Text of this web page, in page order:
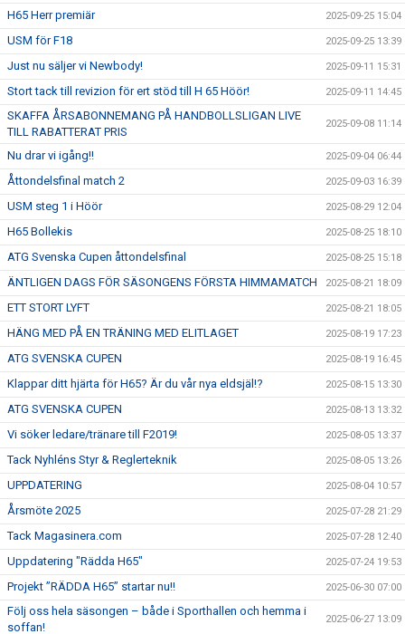
H65 Herr premiär 2025-09-25 15:04
USM för F18 2025-09-25 13:39
Just nu säljer vi Newbody! 2025-09-11 15:31
Stort tack till revizion för ert stöd till H 65 Höör! 2025-09-11 14:45
SKAFFA ÅRSABONNEMANG PÅ HANDBOLLSLIGAN LIVE
TILL RABATTERAT PRIS
2025-09-08 11:14
Nu drar vi igång!! 2025-09-04 06:44
Åttondelsfinal match 2 2025-09-03 16:39
USM steg 1 i Höör 2025-08-29 12:04
H65 Bollekis 2025-08-25 18:10
ATG Svenska Cupen åttondelsfinal 2025-08-25 15:18
ÄNTLIGEN DAGS FÖR SÄSONGENS FÖRSTA HIMMAMATCH 2025-08-21 18:09
ETT STORT LYFT 2025-08-21 18:05
HÄNG MED PÅ EN TRÄNING MED ELITLAGET 2025-08-19 17:23
ATG SVENSKA CUPEN 2025-08-19 16:45
Klappar ditt hjärta för H65? Är du vår nya eldsjäl!? 2025-08-15 13:30
ATG SVENSKA CUPEN 2025-08-13 13:32
Vi söker ledare/tränare till F2019! 2025-08-05 13:37
Tack Nyhléns Styr & Reglerteknik 2025-08-05 13:26
UPPDATERING 2025-08-04 10:57
Årsmöte 2025 2025-07-28 21:29
Tack Magasinera.com 2025-07-28 12:40
Uppdatering "Rädda H65" 2025-07-24 19:53
Projekt ”RÄDDA H65” startar nu!! 2025-06-30 07:00
Följ oss hela säsongen – både i Sporthallen och hemma i
soffan!
2025-06-27 13:09